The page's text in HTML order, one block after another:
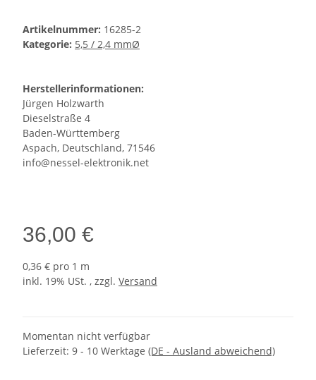
Artikelnummer: 16285-2
Kategorie: 5,5 / 2,4 mmØ
Herstellerinformationen:
Jürgen Holzwarth
Dieselstraße 4
Baden-Württemberg
Aspach, Deutschland, 71546
info@nessel-elektronik.net
36,00 €
0,36 € pro 1 m
inkl. 19% USt. , zzgl. Versand
Momentan nicht verfügbar
Lieferzeit: 9 - 10 Werktage (DE - Ausland abweichend)